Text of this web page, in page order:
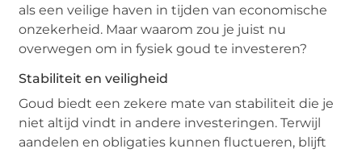
als een veilige haven in tijden van economische
onzekerheid. Maar waarom zou je juist nu
overwegen om in fysiek goud te investeren?
Stabiliteit en veiligheid
Goud biedt een zekere mate van stabiliteit die je
niet altijd vindt in andere investeringen. Terwijl
aandelen en obligaties kunnen fluctueren, blijft